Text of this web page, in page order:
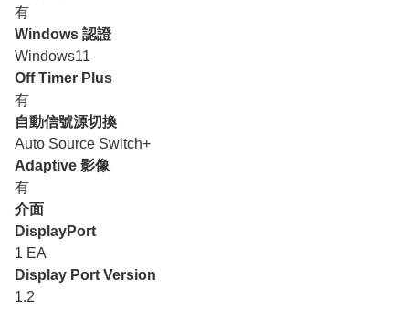
有
Windows 認證
Windows11
Off Timer Plus
有
自動信號源切換
Auto Source Switch+
Adaptive 影像
有
介面
DisplayPort
1 EA
Display Port Version
1.2